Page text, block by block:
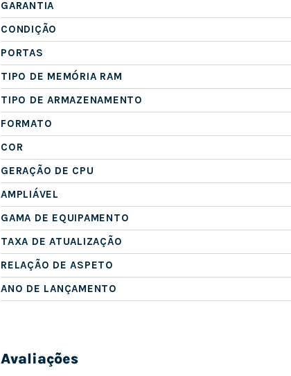
GARANTIA
CONDIÇÃO
PORTAS
TIPO DE MEMÓRIA RAM
TIPO DE ARMAZENAMENTO
FORMATO
COR
GERAÇÃO DE CPU
AMPLIÁVEL
GAMA DE EQUIPAMENTO
TAXA DE ATUALIZAÇÃO
RELAÇÃO DE ASPETO
ANO DE LANÇAMENTO
Avaliações